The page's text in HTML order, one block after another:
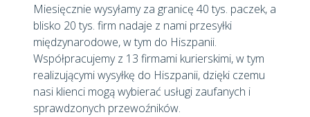
Miesięcznie wysyłamy za granicę 40 tys. paczek, a
blisko 20 tys. firm nadaje z nami przesyłki
międzynarodowe, w tym do Hiszpanii.
Współpracujemy z 13 firmami kurierskimi, w tym
realizującymi wysyłkę do Hiszpanii, dzięki czemu
nasi klienci mogą wybierać usługi zaufanych i
sprawdzonych przewoźników.